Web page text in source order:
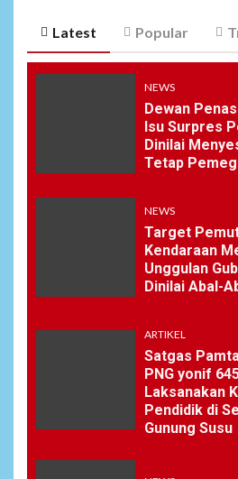
Latest Popular
NEWS
Dewan
Isu Surpres
Dinilai
Tetap
NEWS
Target
Kendaraan
Unggulan
Dinilai Abal-
ARTIKEL
Satgas
PNG yonif
Laksanakan
Pendidik di
Gunung Susu